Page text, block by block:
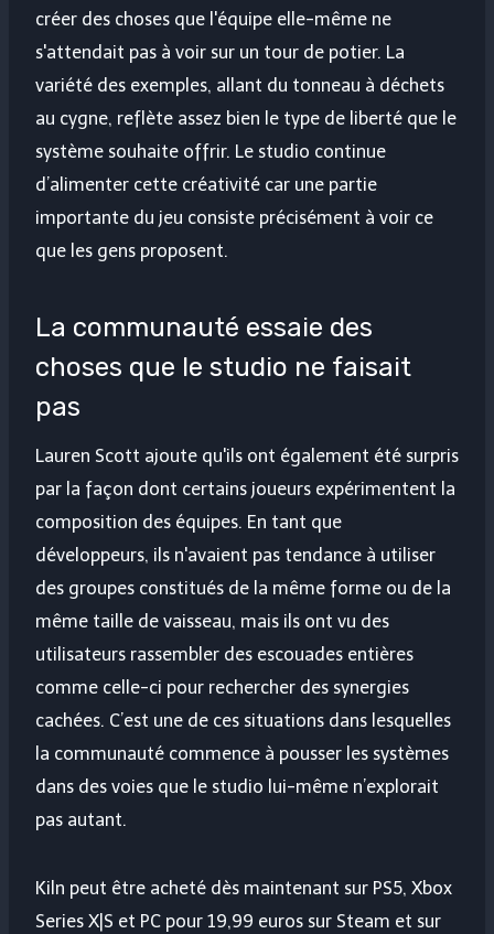
créer des choses que l'équipe elle-même ne
s'attendait pas à voir sur un tour de potier. La
variété des exemples, allant du tonneau à déchets
au cygne, reflète assez bien le type de liberté que le
système souhaite offrir. Le studio continue
d’alimenter cette créativité car une partie
importante du jeu consiste précisément à voir ce
que les gens proposent.
La communauté essaie des
choses que le studio ne faisait
pas
Lauren Scott ajoute qu'ils ont également été surpris
par la façon dont certains joueurs expérimentent la
composition des équipes. En tant que
développeurs, ils n'avaient pas tendance à utiliser
des groupes constitués de la même forme ou de la
même taille de vaisseau, mais ils ont vu des
utilisateurs rassembler des escouades entières
comme celle-ci pour rechercher des synergies
cachées. C’est une de ces situations dans lesquelles
la communauté commence à pousser les systèmes
dans des voies que le studio lui-même n’explorait
pas autant.
Kiln peut être acheté dès maintenant sur PS5, Xbox
Series X|S et PC pour 19,99 euros sur Steam et sur